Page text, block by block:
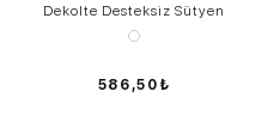
Dekolte Desteksiz Sütyen
586,50₺